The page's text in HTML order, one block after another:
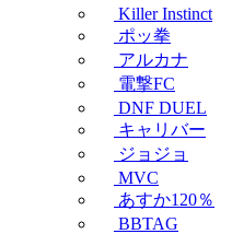
Killer Instinct
ポッ拳
アルカナ
電撃FC
DNF DUEL
キャリバー
ジョジョ
MVC
あすか120％
BBTAG